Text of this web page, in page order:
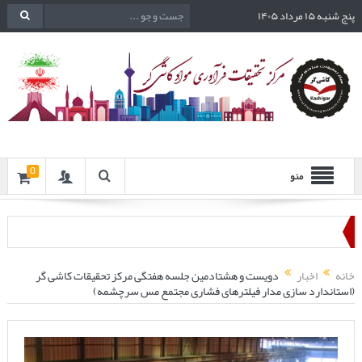
پنج شنبه ۱۵ مرداد ۱۴۰۵
منو 0
خانه اخبار دویست و هشتادمین جلسه هفتگی مرکز تحقیقات کاشی گر
(استاندارد سازی مدار فیلترهای فشاری مجتمع مس سرچشمه)